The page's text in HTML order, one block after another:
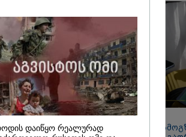
- ანა
მიგვაჩნია,
გასვენება
მოხდეს, ეს
ისეთი
უნდა
- დედა
15:49 / 06-08-2026
შეიძინე ალდაგის
დაიწყო რეალურად